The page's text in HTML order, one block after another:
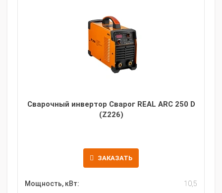
Сварочный инвертор Сварог REAL ARC 250 D
(Z226)
ЗАКАЗАТЬ
Мощность, кВт:
10,5